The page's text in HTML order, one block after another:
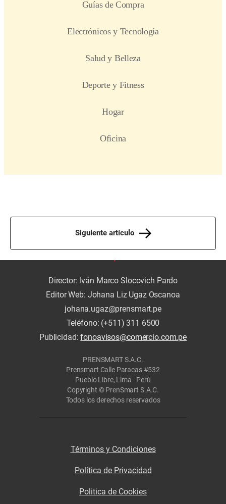
Siguiente artículo
Director: Iván Marco Slocovich Pardo
Editor Web: Johana Liz Ugaz Oscanoa
johana.ugaz@prensmart.pe
Teléfono: (+511) 311 6500
Publicidad:fonoavisos@comercio.com.pe
PRENSMART S.A.C.
Prensmart Calle Paracas #532
Pueblo Libre, Lima - Perú
Copyright © PrenSmart S.A.C.
Todos los derechos reservados
Términos y Condiciones
Política de Privacidad
Politica de Cookies